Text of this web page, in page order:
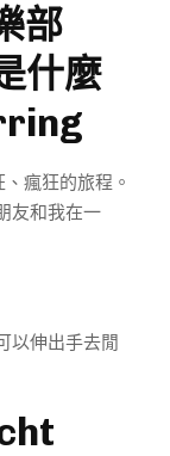
部
什麼
瘋狂的旅程。
友和我在一
以伸出手去閒